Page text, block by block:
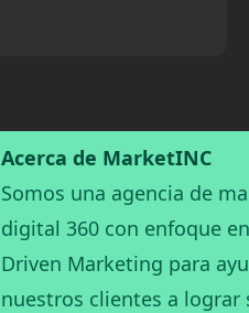
Acerca de MarketINC
Somos una agencia de
digital 360 con enfoque
Driven Marketing para
nuestros clientes a lograr